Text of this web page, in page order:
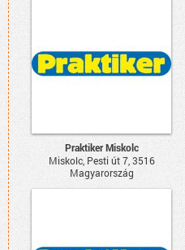
Praktiker Miskolc
Miskolc, Pesti út 7, 3516
Magyarország